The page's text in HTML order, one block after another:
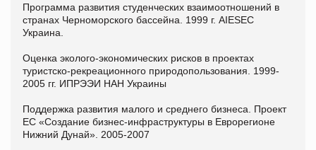
Программа развития студенческих взаимоотношений в
странах Черноморского бассейна. 1999 г. AIESEC
Украина.
Оценка эколого-экономических рисков в проектах
туристско-рекреационного природопользования. 1999-
2005 гг. ИПРЭЭИ НАН Украины
Поддержка развития малого и среднего бизнеса. Проект
ЕС «Создание бизнес-инфраструктуры в Еврорегионе
Нижний Дунай». 2005-2007